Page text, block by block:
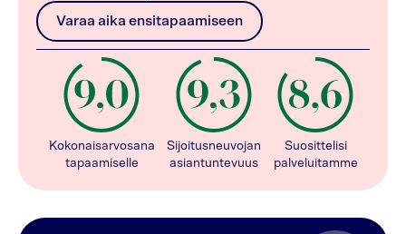
Varaa aika ensitapaamiseen
Kokonaisarvosana
tapaamiselle
Sijoitusneuvojan
asiantuntevuus
Suosittelisi
palveluitamme